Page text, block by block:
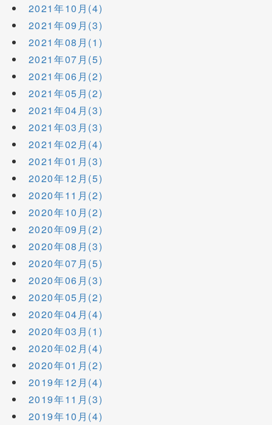
2021年10月(4)
2021年09月(3)
2021年08月(1)
2021年07月(5)
2021年06月(2)
2021年05月(2)
2021年04月(3)
2021年03月(3)
2021年02月(4)
2021年01月(3)
2020年12月(5)
2020年11月(2)
2020年10月(2)
2020年09月(2)
2020年08月(3)
2020年07月(5)
2020年06月(3)
2020年05月(2)
2020年04月(4)
2020年03月(1)
2020年02月(4)
2020年01月(2)
2019年12月(4)
2019年11月(3)
2019年10月(4)